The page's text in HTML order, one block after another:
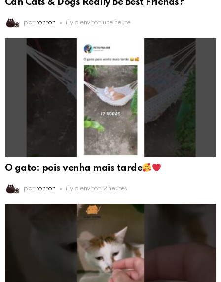
Can Cats & Dogs Really Be Best Friends?
par ronron il y a environ une heure
O gato: pois venha mais tarde
par ronron il y a environ 2 heures